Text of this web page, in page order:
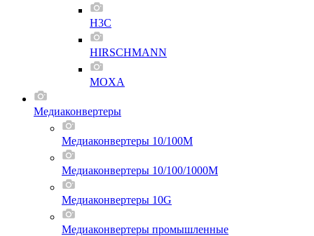
H3C
HIRSCHMANN
MOXA
Медиаконвертеры
Медиаконвертеры 10/100M
Медиаконвертеры 10/100/1000M
Медиаконвертеры 10G
Медиаконвертеры промышленные